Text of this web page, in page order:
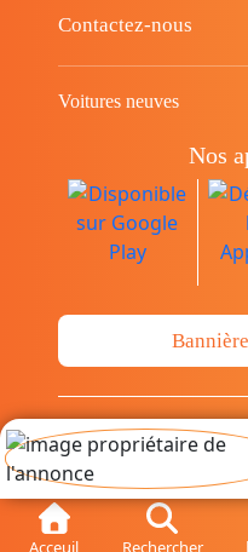
Acceuil Rechercher
Contactez-nous
Voitures neuves
Nos
© Copyright 2014-
les